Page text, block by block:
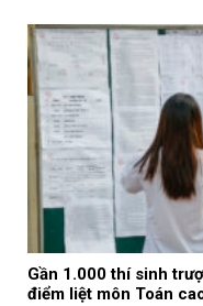
Gần 1.000 thí sinh
điểm liệt môn Toán